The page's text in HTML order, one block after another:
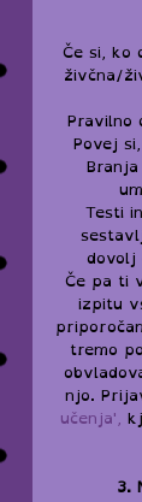
Če si, ko
živčna/
Pravilno
Povej
Testi
dovolj
Če pa ti
izpitu
tremo
njo.
učenja',
3.